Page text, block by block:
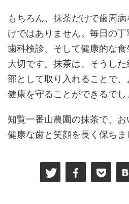
もちろん、抹茶だけで歯周
けではありません。毎日の
歯科検診、そして健康的な
大切です。抹茶は、そうし
部として取り入れることで
健康を守ることができるでし
知覧一番山農園の抹茶で、お
健康な歯と笑顔を長く保ちま